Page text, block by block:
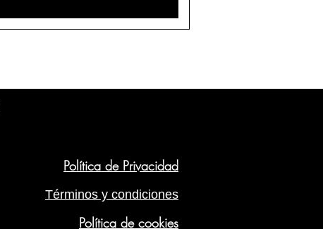
Política de Privacidad
Términos y condiciones
Política de cookies